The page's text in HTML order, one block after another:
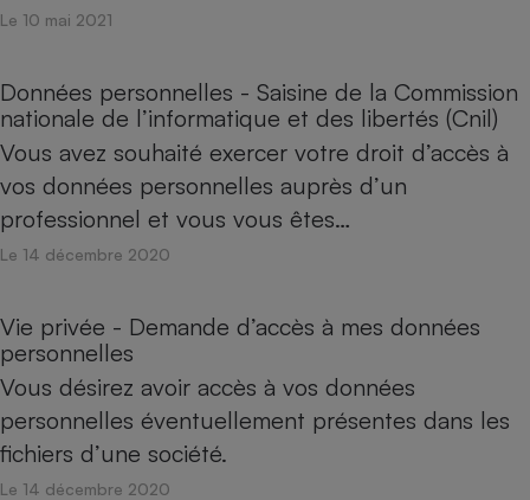
Le 10 mai 2021
Données personnelles - Saisine de la Commission
nationale de l’informatique et des libertés (Cnil)
Vous avez souhaité exercer votre droit d’accès à
vos données personnelles auprès d’un
professionnel et vous vous êtes…
Le 14 décembre 2020
Vie privée - Demande d’accès à mes données
personnelles
Vous désirez avoir accès à vos données
personnelles éventuellement présentes dans les
fichiers d’une société.
Le 14 décembre 2020